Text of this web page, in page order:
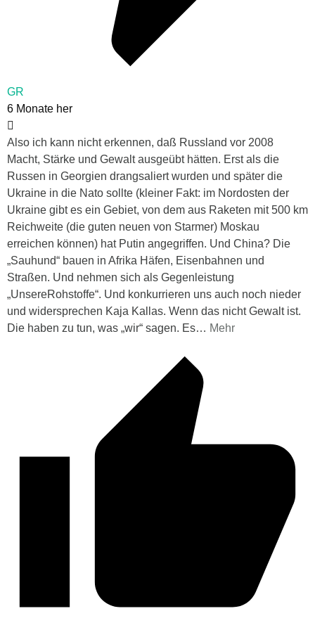
GR
6 Monate her
Also ich kann nicht erkennen, daß Russland vor 2008
Macht, Stärke und Gewalt ausgeübt hätten. Erst als die
Russen in Georgien drangsaliert wurden und später die
Ukraine in die Nato sollte (kleiner Fakt: im Nordosten der
Ukraine gibt es ein Gebiet, von dem aus Raketen mit 500 km
Reichweite (die guten neuen von Starmer) Moskau
erreichen können) hat Putin angegriffen. Und China? Die
„Sauhund“ bauen in Afrika Häfen, Eisenbahnen und
Straßen. Und nehmen sich als Gegenleistung
„UnsereRohstoffe“. Und konkurrieren uns auch noch nieder
und widersprechen Kaja Kallas. Wenn das nicht Gewalt ist.
Die haben zu tun, was „wir“ sagen. Es… Mehr